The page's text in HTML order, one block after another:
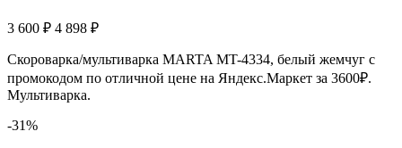
3 600 ₽ 4 898 ₽
Скороварка/мультиварка MARTA MT-4334, белый жемчуг с
промокодом по отличной цене на Яндекс.Маркет за 3600₽.
Мультиварка.
-31%